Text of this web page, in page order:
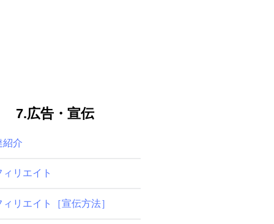
7.広告・宣伝
紹介
ィリエイト
ィリエイト［宣伝方法］